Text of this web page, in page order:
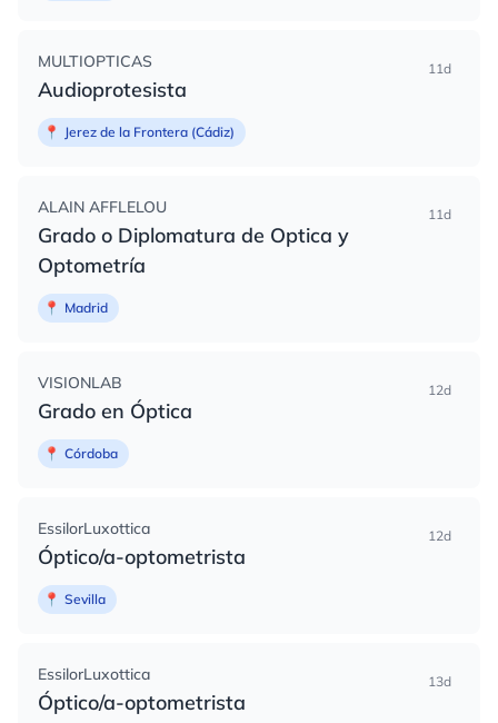
MULTIOPTICAS
Audioprotesista
11d
📍 Jerez de la Frontera (Cádiz)
ALAIN AFFLELOU
Grado o Diplomatura de Optica y
Optometría
11d
📍 Madrid
VISIONLAB
Grado en Óptica
12d
📍 Córdoba
EssilorLuxottica
Óptico/a-optometrista
12d
📍 Sevilla
EssilorLuxottica
Óptico/a-optometrista
13d